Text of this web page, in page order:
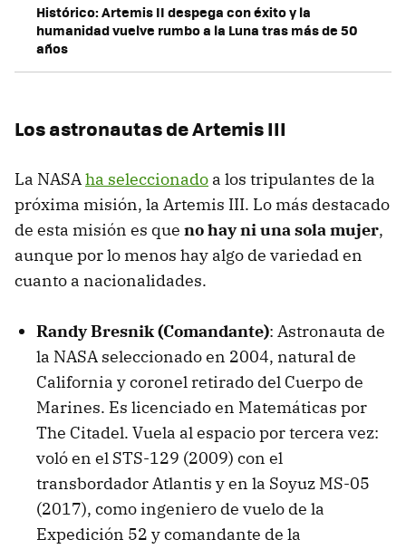
Histórico: Artemis II despega con éxito y la
humanidad vuelve rumbo a la Luna tras más de 50
años
Los astronautas de Artemis III
La NASA ha seleccionado a los tripulantes de la
próxima misión, la Artemis III. Lo más destacado
de esta misión es que no hay ni una sola mujer,
aunque por lo menos hay algo de variedad en
cuanto a nacionalidades.
Randy Bresnik (Comandante): Astronauta de
la NASA seleccionado en 2004, natural de
California y coronel retirado del Cuerpo de
Marines. Es licenciado en Matemáticas por
The Citadel. Vuela al espacio por tercera vez:
voló en el STS-129 (2009) con el
transbordador Atlantis y en la Soyuz MS-05
(2017), como ingeniero de vuelo de la
Expedición 52 y comandante de la